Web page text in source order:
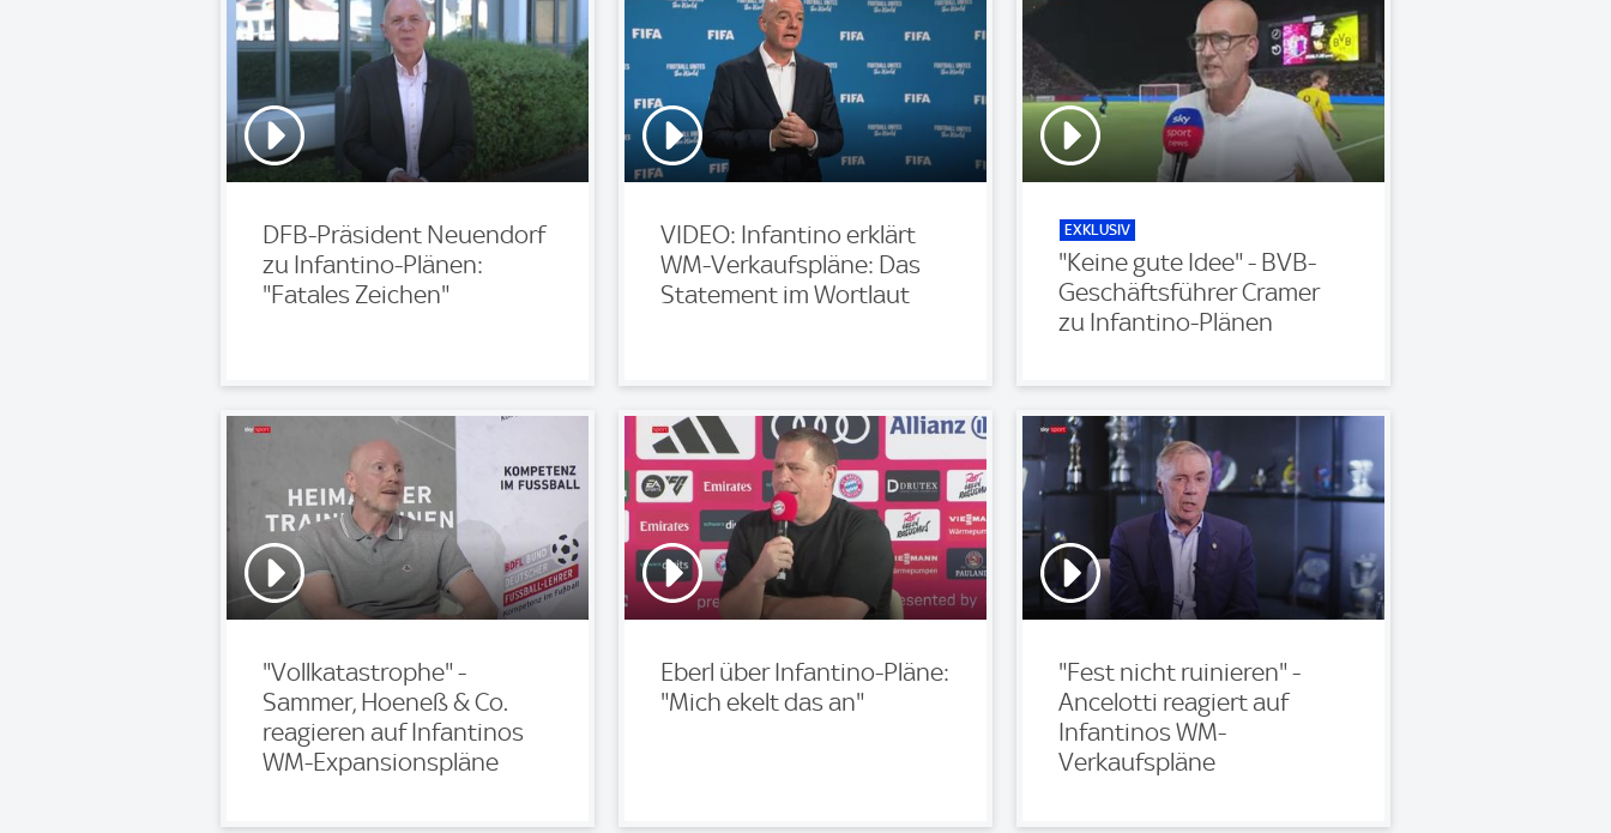
DFB-Präsident Neuendorf
zu Infantino-Plänen:
"Fatales Zeichen"
VIDEO: Infantino erklärt
WM-Verkaufspläne: Das
Statement im Wortlaut
EXKLUSIV
"Keine gute Idee" - BVB-
Geschäftsführer Cramer
zu Infantino-Plänen
"Vollkatastrophe" -
Sammer, Hoeneß & Co.
reagieren auf Infantinos
WM-Expansionspläne
Eberl über Infantino-Pläne:
"Mich ekelt das an"
"Fest nicht ruinieren" -
Ancelotti reagiert auf
Infantinos WM-
Verkaufspläne